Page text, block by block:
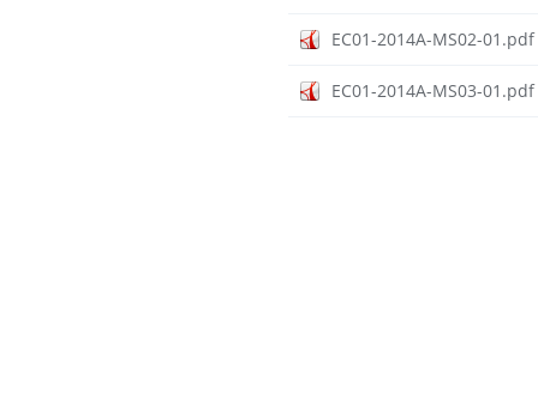
EC01-2014A-MS02-01.pdf
EC01-2014A-MS03-01.pdf